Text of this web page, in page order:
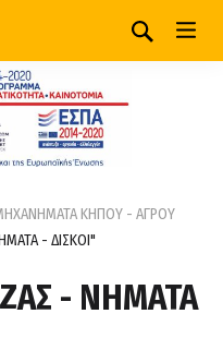
ΚΗΠΟΥ - ΑΓΡΟΥ
- ΔΙΣΚΟΙ"
- ΝΗΜΑΤΑ